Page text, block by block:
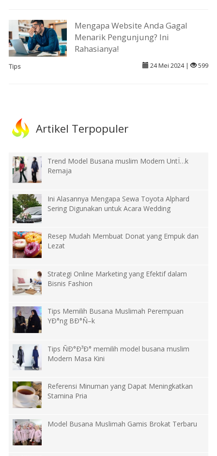
Mengapa Website Anda Gagal
Menarik Pengunjung? Ini
Rahasianya!
Tips 24 Mei 2024 | 599
Artikel Terpopuler
Trend Model Busana muslim Modern UntÏ…k
Remaja
Ini Alasannya Mengapa Sewa Toyota Alphard
Sering Digunakan untuk Acara Wedding
Resep Mudah Membuat Donat yang Empuk dan
Lezat
Strategi Online Marketing yang Efektif dalam
Bisnis Fashion
Tips Memilih Busana Muslimah Perempuan
YÐ°ng BÐ°Ñ–k
Tips ÑÐ°Ð³Ð° memilih model busana muslim
Modern Masa Kini
Referensi Minuman yang Dapat Meningkatkan
Stamina Pria
Model Busana Muslimah Gamis Brokat Terbaru